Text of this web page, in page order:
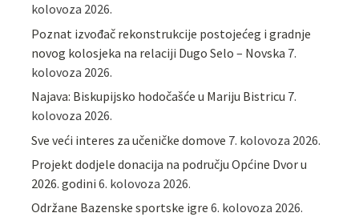
kolovoza 2026.
Poznat izvođač rekonstrukcije postojećeg i gradnje
novog kolosjeka na relaciji Dugo Selo – Novska 7.
kolovoza 2026.
Najava: Biskupijsko hodočašće u Mariju Bistricu 7.
kolovoza 2026.
Sve veći interes za učeničke domove 7. kolovoza 2026.
Projekt dodjele donacija na području Općine Dvor u
2026. godini 6. kolovoza 2026.
Održane Bazenske sportske igre 6. kolovoza 2026.